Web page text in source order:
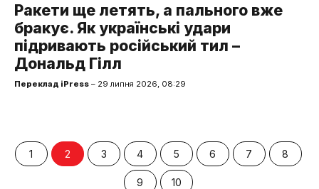
Ракети ще летять, а пального вже
бракує. Як українські удари
підривають російський тил –
Дональд Гілл
Переклад iPress – 29 липня 2026, 08:29
1 2 3 4 5 6 7 8
9 10